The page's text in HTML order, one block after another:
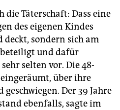
die Täterschaft: Dass eine
des eigenen Kindes
sondern sich am
und dafür
selten vor. Die 48-
über ihre
Der 39 Jahre
ebenfalls, sagte im